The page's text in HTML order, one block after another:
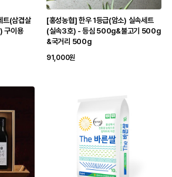
트(삼겹살
이용
[홍성농협] 한우 1등급(암소) 실속세트
(실속3호) - 등심 500g&불고기 500g
&국거리 500g
91,000원